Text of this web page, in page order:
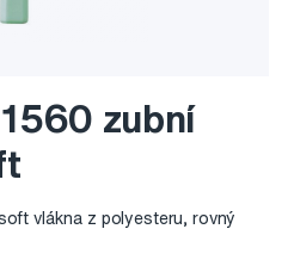
zubní
vlákna z polyesteru, rovný